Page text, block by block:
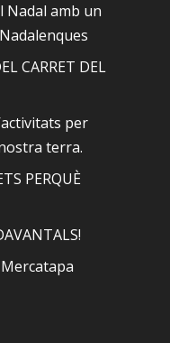
Nadal amb un
CARRET DEL
per
terra.
PERQUÈ